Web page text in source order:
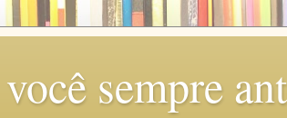
sempre